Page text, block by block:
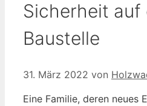
Sicherheit auf
Baustelle
31. März 2022 von
Eine Familie, deren neues